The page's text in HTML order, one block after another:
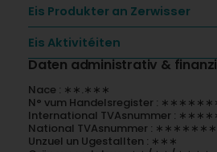
Eis Produkter an Zerwisser
Eis Aktivitéiten
Daten administrativ &
Nace : ∗∗.∗∗∗
N° vum Handelsregister :
International TVAsnummer :
National TVAsnummer :
Unzuel un Ugestallten : ∗∗∗